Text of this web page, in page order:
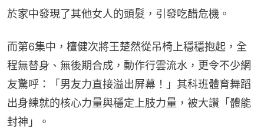
於家中發現了其他女人的頭髮，引發吃醋危機。
而第6集中，檀健次將王楚然從吊椅上穩穩抱起，全
程無替身、無後期合成，動作行雲流水，更令不少網
友驚呼：「男友力直接溢出屏幕！」其科班體育舞蹈
出身練就的核心力量與穩定上肢力量，被大讚「體能
封神」。